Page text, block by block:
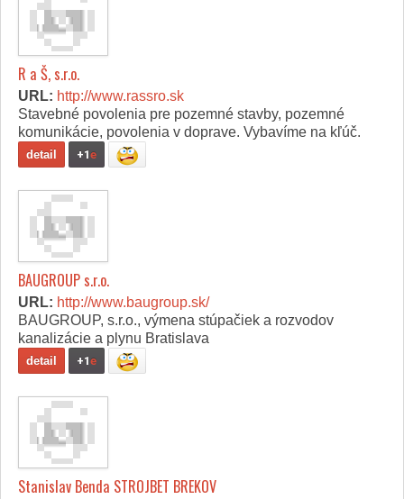
R a Š, s.r.o.
URL: http://www.rassro.sk
Stavebné povolenia pre pozemné stavby, pozemné
komunikácie, povolenia v doprave. Vybavíme na kľúč.
detail +1e
BAUGROUP s.r.o.
URL: http://www.baugroup.sk/
BAUGROUP, s.r.o., výmena stúpačiek a rozvodov
kanalizácie a plynu Bratislava
detail +1e
Stanislav Benda STROJBET BREKOV